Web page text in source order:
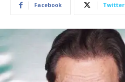
Facebook Twitter